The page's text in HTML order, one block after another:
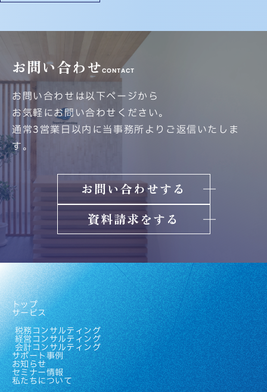
お問い合わせCONTACT
お問い合わせは以下ページから
お気軽にお問い合わせください。
通常3営業日以内に当事務所よりご返信いたしま
す。
お問い合わせする
資料請求をする
トップ
サービス
税務コンサルティング
経営コンサルティング
会計コンサルティング
サポート事例
お知らせ
セミナー情報
私たちについて